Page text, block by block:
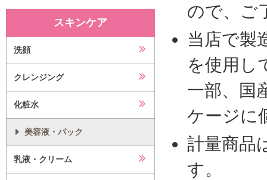
スキンケア
洗顔
クレンジング
化粧水
美容液・パック
乳液・クリーム
ので、ご
当店で製
を使用し
一部、国
ケージに
計量商品
す。